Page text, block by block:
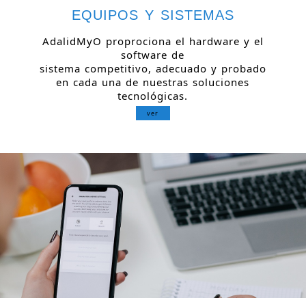
EQUIPOS Y SISTEMAS
AdalidMyO proprociona el hardware y el
software de
sistema competitivo, adecuado y probado
en cada una de nuestras soluciones
tecnológicas.
ver